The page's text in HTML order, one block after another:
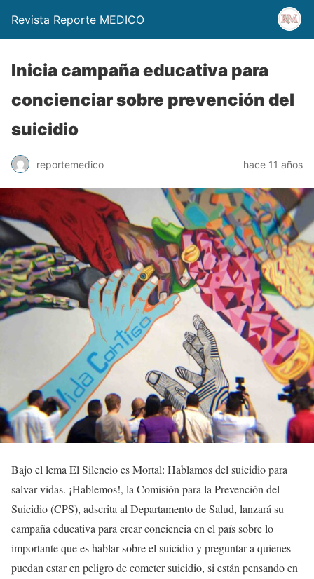
Revista Reporte MEDICO
Inicia campaña educativa para
concienciar sobre prevención del
suicidio
reportemedico hace 11 años
Bajo el lema El Silencio es Mortal: Hablamos del suicidio para
salvar vidas. ¡Hablemos!, la Comisión para la Prevención del
Suicidio (CPS), adscrita al Departamento de Salud, lanzará su
campaña educativa para crear conciencia en el país sobre lo
importante que es hablar sobre el suicidio y preguntar a quienes
puedan estar en peligro de cometer suicidio, si están pensando en